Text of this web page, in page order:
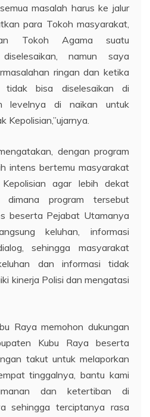
masalah harus ke jalur
para Tokoh masyarakat,
Tokoh Agama suatu
namun saya
ringan dan ketika
tidak bisa diselesaikan di
levelnya di naikan untuk
Kepolisian,”ujarnya.
dengan program
intens bertemu masyarakat
agar lebih dekat
dimana program tersebut
beserta Pejabat Utamanya
keluhan, informasi
sehingga masyarakat
dan informasi tidak
kinerja Polisi dan mengatasi
Raya memohon dukungan
Kubu Raya beserta
takut untuk melaporkan
tinggalnya, bantu kami
dan ketertiban di
sehingga terciptanya rasa